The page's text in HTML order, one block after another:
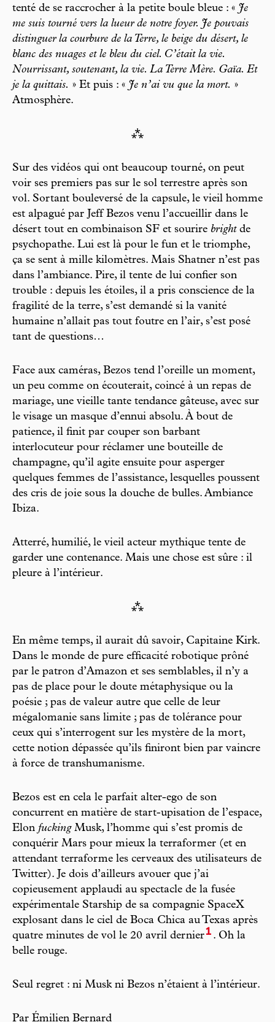
tenté de se raccrocher à la petite boule bleue : « Je
me suis tourné vers la lueur de notre foyer. Je pouvais
distinguer la courbure de la Terre, le beige du désert, le
blanc des nuages et le bleu du ciel. C’était la vie.
Nourrissant, soutenant, la vie. La Terre Mère. Gaïa. Et
je la quittais. » Et puis : « Je n’ai vu que la mort. »
Atmosphère.
⁂
Sur des vidéos qui ont beaucoup tourné, on peut
voir ses premiers pas sur le sol terrestre après son
vol. Sortant bouleversé de la capsule, le vieil homme
est alpagué par Jeff Bezos venu l’accueillir dans le
désert tout en combinaison SF et sourire brightde
psychopathe. Lui est là pour le fun et le triomphe,
ça se sent à mille kilomètres. Mais Shatner n’est pas
dans l’ambiance. Pire, il tente de lui confier son
trouble : depuis les étoiles, il a pris conscience de la
fragilité de la terre, s’est demandé si la vanité
humaine n’allait pas tout foutre en l’air, s’est posé
tant de questions…
Face aux caméras, Bezos tend l’oreille un moment,
un peu comme on écouterait, coincé à un repas de
mariage, une vieille tante tendance gâteuse, avec sur
le visage un masque d’ennui absolu. À bout de
patience, il finit par couper son barbant
interlocuteur pour réclamer une bouteille de
champagne, qu’il agite ensuite pour asperger
quelques femmes de l’assistance, lesquelles poussent
des cris de joie sous la douche de bulles. Ambiance
Ibiza.
Atterré, humilié, le vieil acteur mythique tente de
garder une contenance. Mais une chose est sûre : il
pleure à l’intérieur.
⁂
En même temps, il aurait dû savoir, Capitaine Kirk.
Dans le monde de pure efficacité robotique prôné
par le patron d’Amazon et ses semblables, il n’y a
pas de place pour le doute métaphysique ou la
poésie ; pas de valeur autre que celle de leur
mégalomanie sans limite ; pas de tolérance pour
ceux qui s’interrogent sur les mystère de la mort,
cette notion dépassée qu’ils finiront bien par vaincre
à force de transhumanisme.
Bezos est en cela le parfait alter-ego de son
concurrent en matière de start-upisation de l’espace,
Elon fuckingMusk, l’homme qui s’est promis de
conquérir Mars pour mieux la terraformer (et en
attendant terraforme les cerveaux des utilisateurs de
Twitter). Je dois d’ailleurs avouer que j’ai
copieusement applaudi au spectacle de la fusée
expérimentale Starship de sa compagnie SpaceX
explosant dans le ciel de Boca Chica au Texas après
quatre minutes de vol le 20 avril dernier1 . Oh la
belle rouge.
Seul regret : ni Musk ni Bezos n’étaient à l’intérieur.
Par Émilien Bernard